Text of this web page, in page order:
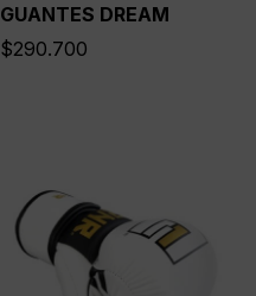
GUANTES DREAM
$290.700